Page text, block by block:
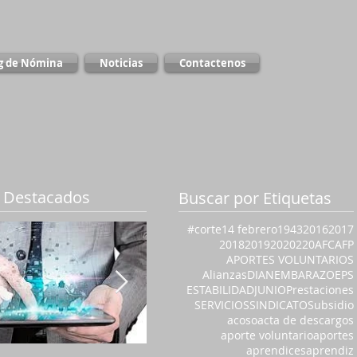
de Nómina Noticias Contactenos
Buscar por Etiquetas
#corte14 febrero194320162017
201820192020220AFCAFP
APORTES VOLUNTARIOS
AlianzasDIANEMBARAZOEPS
ESTABILIDADJUNIOPrestaciones
SERVICIOSSINDICATOSubsidio
acosoacta de descargos
aporte voluntarioaportes
aprendicesaprendiz